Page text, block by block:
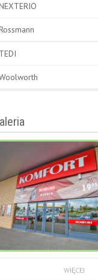
TEDI
WIĘCEJ